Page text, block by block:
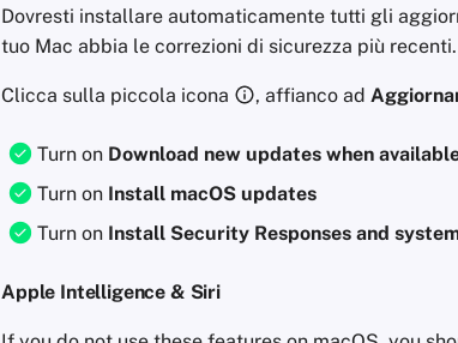
Dovresti installare automaticamente tutti gli
tuo Mac abbia le correzioni di sicurezza più recenti.
Clicca sulla piccola icona , affianco ad
Turn on Download new updates when
Turn on Install macOS updates
Turn on Install Security Responses and
Apple Intelligence & Siri